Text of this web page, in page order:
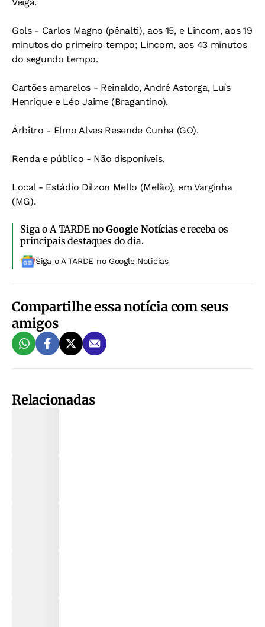
Gols - Carlos Magno (pênalti), aos 15, e Lincom, aos 19
minutos do primeiro tempo; Lincom, aos 43 minutos
do segundo tempo.
Cartões amarelos - Reinaldo, André Astorga, Luís
Henrique e Léo Jaime (Bragantino).
Árbitro - Elmo Alves Resende Cunha (GO).
Renda e público - Não disponíveis.
Local - Estádio Dilzon Mello (Melão), em Varginha
(MG).
Siga o A TARDE noGoogle Notíciase receba os
principais destaques do dia.
Siga o A TARDE no Google Noticias
Compartilhe essa notícia com seus
amigos
Relacionadas